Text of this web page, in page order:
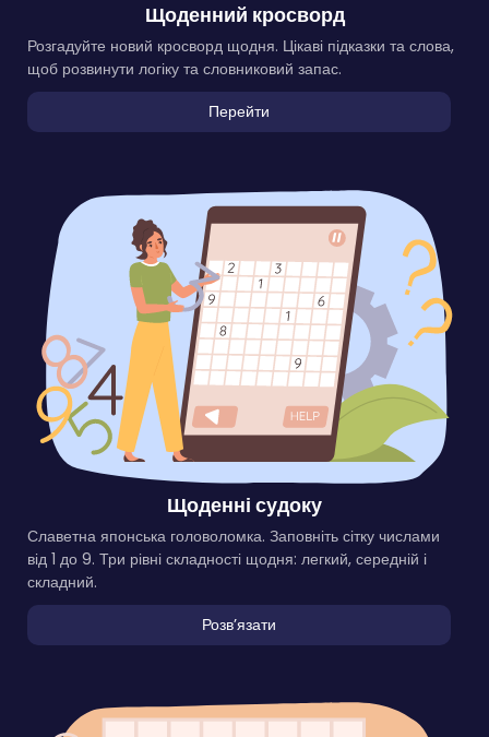
Щоденний кросворд
Розгадуйте новий кросворд щодня. Цікаві підказки та слова,
щоб розвинути логіку та словниковий запас.
Перейти
Щоденні судоку
Славетна японська головоломка. Заповніть сітку числами
від 1 до 9. Три рівні складності щодня: легкий, середній і
складний.
Розвʼязати